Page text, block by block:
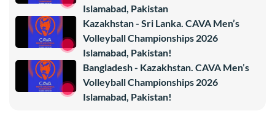
Islamabad, Pakistan
Kazakhstan - Sri Lanka. CAVA Men’s
Volleyball Championships 2026
Islamabad, Pakistan!
Bangladesh - Kazakhstan. CAVA Men’s
Volleyball Championships 2026
Islamabad, Pakistan!